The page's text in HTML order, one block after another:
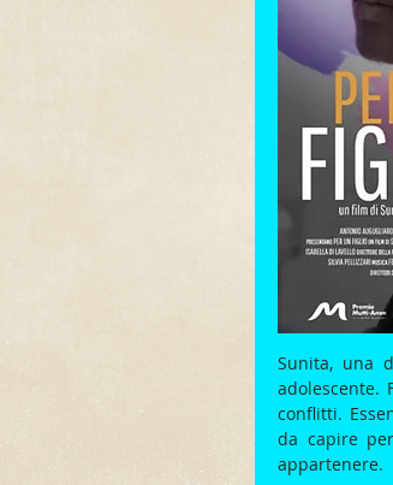
Sunita, una
adolescente.
conflitti.
da capire
appartenere.